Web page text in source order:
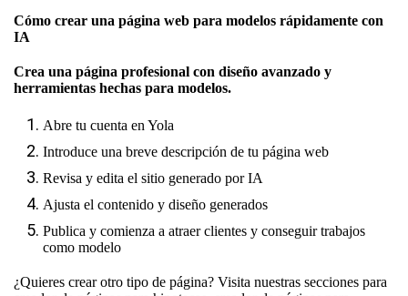
Cómo crear una página web para modelos rápidamente con
IA
Crea una página profesional con diseño avanzado y
herramientas hechas para modelos.
Abre tu cuenta en Yola
Introduce una breve descripción de tu página web
Revisa y edita el sitio generado por IA
Ajusta el contenido y diseño generados
Publica y comienza a atraer clientes y conseguir trabajos
como modelo
¿Quieres crear otro tipo de página? Visita nuestras secciones para